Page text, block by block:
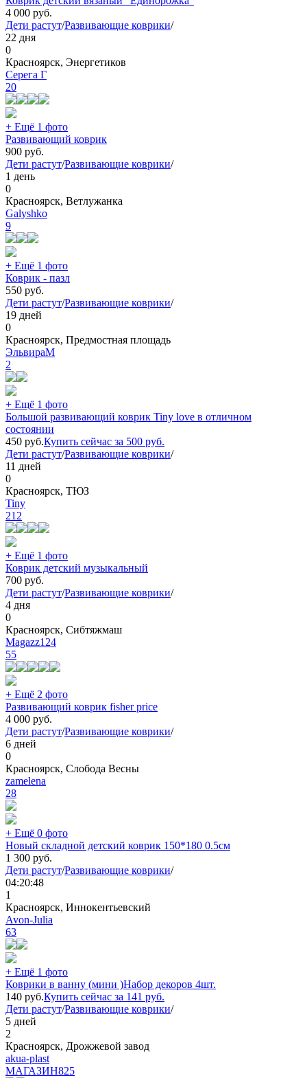
4 000 руб.
Дети растут/Развивающие коврики/
22 дня
0
Красноярск, Энергетиков
Серега Г
20
+ Ещё 1 фото
Развивающий коврик
900 руб.
Дети растут/Развивающие коврики/
1 день
0
Красноярск, Ветлужанка
Galyshko
9
+ Ещё 1 фото
Коврик - пазл
550 руб.
Дети растут/Развивающие коврики/
19 дней
0
Красноярск, Предмостная площадь
ЭльвираМ
2
+ Ещё 1 фото
Большой развивающий коврик Tiny love в отличном
состоянии
450 руб.Купить сейчас за 500 руб.
Дети растут/Развивающие коврики/
11 дней
0
Красноярск, ТЮЗ
Tiny
212
+ Ещё 1 фото
Коврик детский музыкальный
700 руб.
Дети растут/Развивающие коврики/
4 дня
0
Красноярск, Сибтяжмаш
Magazz124
55
+ Ещё 2 фото
Развивающий коврик fisher price
4 000 руб.
Дети растут/Развивающие коврики/
6 дней
0
Красноярск, Слобода Весны
zamelena
28
+ Ещё 0 фото
Новый складной детский коврик 150*180 0.5см
1 300 руб.
Дети растут/Развивающие коврики/
04:20:48
1
Красноярск, Иннокентьевский
Avon-Julia
63
+ Ещё 1 фото
Коврики в ванну (мини )Набор декоров 4шт.
140 руб.Купить сейчас за 141 руб.
Дети растут/Развивающие коврики/
5 дней
2
Красноярск, Дрожжевой завод
akua-plast
МАГАЗИН825